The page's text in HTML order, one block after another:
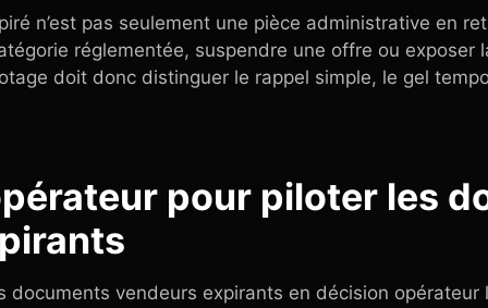
n’est pas seulement une pièce administrative en
réglementée, suspendre une offre ou exposer
doit donc distinguer le rappel simple, le gel
pour piloter les
documents vendeurs expirants en décision opérateur